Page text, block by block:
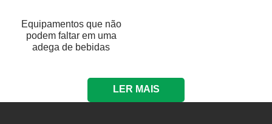
Equipamentos que não
podem faltar em uma
adega de bebidas
LER MAIS